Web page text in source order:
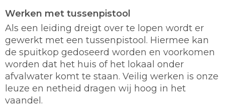
Werken met tussenpistool
Als een leiding dreigt over te lopen wordt er
gewerkt met een tussenpistool. Hiermee kan
de spuitkop gedoseerd worden en voorkomen
worden dat het huis of het lokaal onder
afvalwater komt te staan. Veilig werken is onze
leuze en netheid dragen wij hoog in het
vaandel.